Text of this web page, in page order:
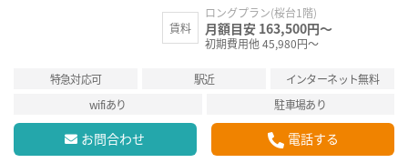
賃料
ロングプラン(桜台1階)
月額目安 163,500円～
初期費用他 45,980円～
特急対応可 駅近
インターネット無料
wifiあり
駐車場あり
お問合わせ 電話する